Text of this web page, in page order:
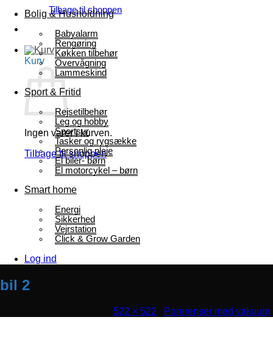
Tilbage til shoppen
Kurv
Ingen varer i kurven.
Tilbage til shoppen
Bolig & Husholdning
Babyalarm
Rengøring
Køkken tilbehør
Overvågning
Lammeskind
Sport & Fritid
Rejsetilbehør
Leg og hobby
Sportsur
Tasker og rygsække
Personlig pleje
El biler- børn
El motorcykel – børn
Smart home
Energi
Sikkerhed
Vejrstation
Click & Grow Garden
Log ind
bil 2
522 × 522 Porerenser med vakuum